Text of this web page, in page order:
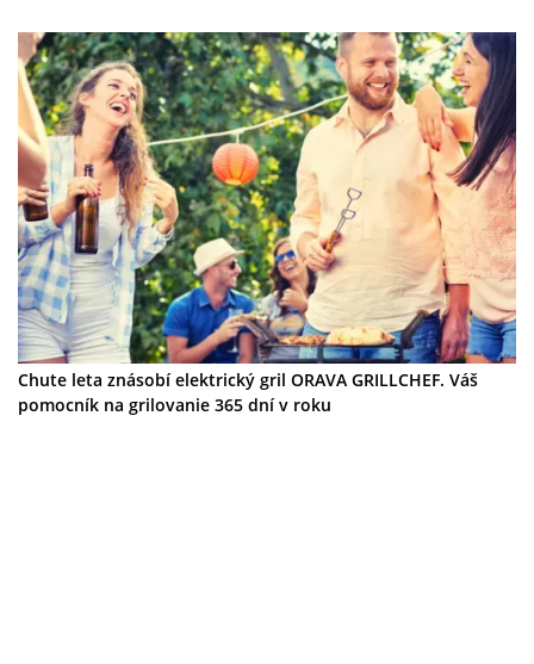
Chute leta znásobí elektrický gril ORAVA GRILLCHEF. Váš
pomocník na grilovanie 365 dní v roku